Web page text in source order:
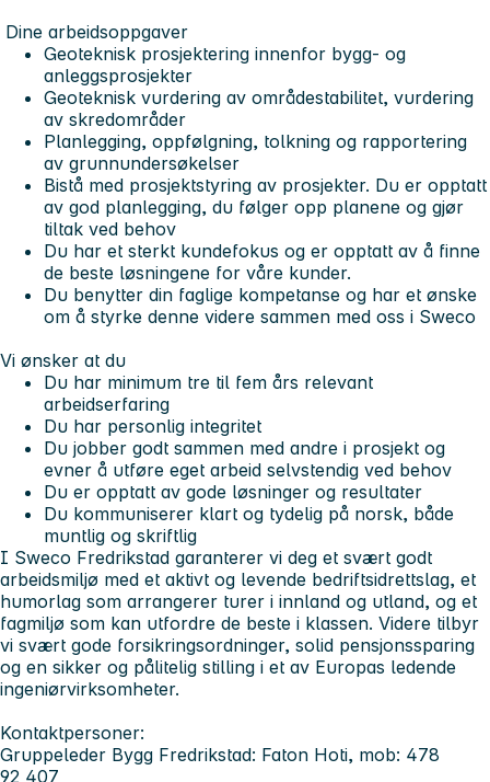
Dine arbeidsoppgaver
Geoteknisk prosjektering innenfor bygg- og
anleggsprosjekter
Geoteknisk vurdering av områdestabilitet, vurdering
av skredområder
Planlegging, oppfølgning, tolkning og rapportering
av grunnundersøkelser
Bistå med prosjektstyring av prosjekter. Du er opptatt
av god planlegging, du følger opp planene og gjør
tiltak ved behov
Du har et sterkt kundefokus og er opptatt av å finne
de beste løsningene for våre kunder.
Du benytter din faglige kompetanse og har et ønske
om å styrke denne videre sammen med oss i Sweco
Vi ønsker at du
Du har minimum tre til fem års relevant
arbeidserfaring
Du har personlig integritet
Du jobber godt sammen med andre i prosjekt og
evner å utføre eget arbeid selvstendig ved behov
Du er opptatt av gode løsninger og resultater
Du kommuniserer klart og tydelig på norsk, både
muntlig og skriftlig
I Sweco Fredrikstad garanterer vi deg et svært godt
arbeidsmiljø med et aktivt og levende bedriftsidrettslag, et
humorlag som arrangerer turer i innland og utland, og et
fagmiljø som kan utfordre de beste i klassen. Videre tilbyr
vi svært gode forsikringsordninger, solid pensjonssparing
og en sikker og pålitelig stilling i et av Europas ledende
ingeniørvirksomheter.
Kontaktpersoner:
Gruppeleder Bygg Fredrikstad: Faton Hoti, mob: 478
92 407